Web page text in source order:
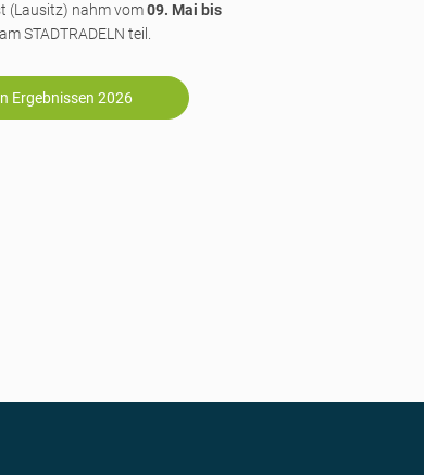
(Lausitz) nahm vom09. Mai bis
STADTRADELN teil.
Ergebnissen 2026